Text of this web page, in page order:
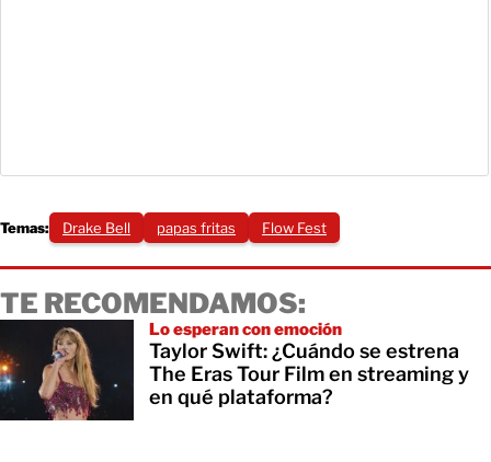
Temas: Drake Bell papas fritas Flow Fest
TE RECOMENDAMOS:
Lo esperan con emoción
Taylor Swift: ¿Cuándo se estrena
The Eras Tour Film en streaming y
en qué plataforma?